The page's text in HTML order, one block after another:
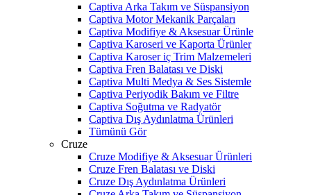
Captiva Arka Takım ve Süspansiyon
Captiva Motor Mekanik Parçaları
Captiva Modifiye & Aksesuar Ürünle
Captiva Karoseri ve Kaporta Ürünler
Captiva Karoser iç Trim Malzemeleri
Captiva Fren Balatası ve Diski
Captiva Multi Medya & Ses Sistemle
Captiva Periyodik Bakım ve Filtre
Captiva Soğutma ve Radyatör
Captiva Dış Aydınlatma Ürünleri
Tümünü Gör
Cruze
Cruze Modifiye & Aksesuar Ürünleri
Cruze Fren Balatası ve Diski
Cruze Dış Aydınlatma Ürünleri